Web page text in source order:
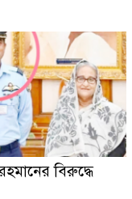
বিরুদ্ধে